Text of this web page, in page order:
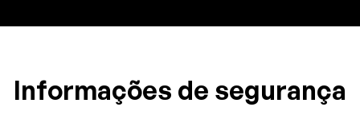
Informações de segurança